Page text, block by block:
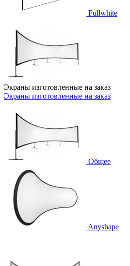
Fullwhite
Экраны изготовленные на заказ
Экраны изготовленные на заказ
Общее
Anyshape